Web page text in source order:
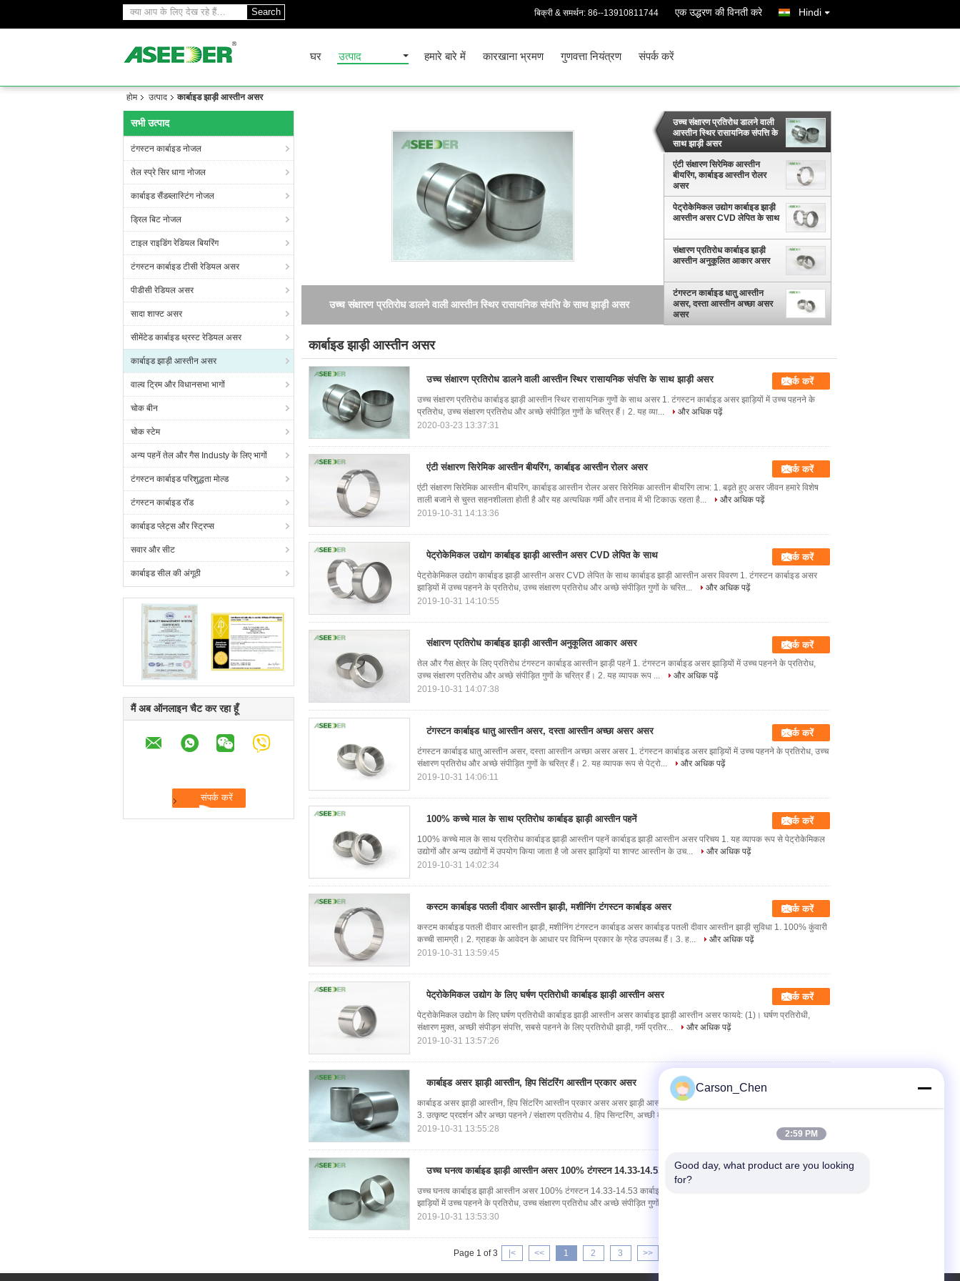
Search बिक्री & समर्थन: 86--13910811744 एक उद्धरण की विनती करे Hindi
घर उत्पाद हमारे बारे में कारखाना भ्रमण गुणवत्ता नियंत्रण संपर्क करें
होम उत्पाद कार्बाइड झाड़ी आस्तीन असर
सभी उत्पाद
टंगस्टन कार्बाइड नोजल
तेल स्प्रे सिर धागा नोजल
कार्बाइड सैंडब्लास्टिंग नोजल
ड्रिल बिट नोजल
टाइल राइडिंग रेडियल बियरिंग
टंगस्टन कार्बाइड टीसी रेडियल असर
पीडीसी रेडियल असर
सादा शाफ्ट असर
सीमेंटेड कार्बाइड थ्रस्ट रेडियल असर
कार्बाइड झाड़ी आस्तीन असर
वाल्व ट्रिम और विधानसभा भागों
चोक बीन
चोक स्टेम
अन्य पहनें तेल और गैस Industy के लिए भागों
टंगस्टन कार्बाइड परिशुद्धता मोल्ड
टंगस्टन कार्बाइड रॉड
कार्बाइड प्लेट्स और स्ट्रिप्स
सवार और सीट
कार्बाइड सील की अंगूठी
मैं अब ऑनलाइन चैट कर रहा हूँ
उच्च संक्षारण प्रतिरोध डालने वाली आस्तीन स्थिर रासायनिक संपत्ति के साथ झाड़ी असर
उच्च संक्षारण प्रतिरोध डालने वाली
आस्तीन स्थिर रासायनिक संपत्ति के
साथ झाड़ी असर
एंटी संक्षारण सिरेमिक आस्तीन
बीयरिंग, कार्बाइड आस्तीन रोलर
असर
पेट्रोकेमिकल उद्योग कार्बाइड झाड़ी
आस्तीन असर CVD लेपित के साथ
संक्षारण प्रतिरोध कार्बाइड झाड़ी
आस्तीन अनुकूलित आकार असर
टंगस्टन कार्बाइड धातु आस्तीन
असर, दस्ता आस्तीन अच्छा असर
असर
कार्बाइड झाड़ी आस्तीन असर
(24)
उच्च संक्षारण प्रतिरोध डालने वाली आस्तीन स्थिर रासायनिक संपत्ति के साथ झाड़ी असर संपर्क करें
उच्च संक्षारण प्रतिरोध कार्बाइड झाड़ी आस्तीन स्थिर रासायनिक गुणों के साथ असर 1. टंगस्टन कार्बाइड असर झाड़ियों में उच्च पहनने के
प्रतिरोध, उच्च संक्षारण प्रतिरोध और अच्छे संपीड़ित गुणों के चरित्र हैं। 2. यह व्या...
और अधिक पढ़ें
2020-03-23 13:37:31
एंटी संक्षारण सिरेमिक आस्तीन बीयरिंग, कार्बाइड आस्तीन रोलर असर संपर्क करें
एंटी संक्षारण सिरेमिक आस्तीन बीयरिंग, कार्बाइड आस्तीन रोलर असर सिरेमिक आस्तीन बीयरिंग लाभ: 1. बढ़ते हुए असर जीवन हमारे विशेष
ताली बजाने से चुस्त सहनशीलता होती है और यह अत्यधिक गर्मी और तनाव में भी टिकाऊ रहता है...
और अधिक पढ़ें
2019-10-31 14:13:36
पेट्रोकेमिकल उद्योग कार्बाइड झाड़ी आस्तीन असर CVD लेपित के साथ संपर्क करें
पेट्रोकेमिकल उद्योग कार्बाइड झाड़ी आस्तीन असर CVD लेपित के साथ कार्बाइड झाड़ी आस्तीन असर विवरण 1. टंगस्टन कार्बाइड असर
झाड़ियों में उच्च पहनने के प्रतिरोध, उच्च संक्षारण प्रतिरोध और अच्छे संपीड़ित गुणों के चरित...
और अधिक पढ़ें
2019-10-31 14:10:55
संक्षारण प्रतिरोध कार्बाइड झाड़ी आस्तीन अनुकूलित आकार असर संपर्क करें
तेल और गैस क्षेत्र के लिए प्रतिरोध टंगस्टन कार्बाइड आस्तीन झाड़ी पहनें 1. टंगस्टन कार्बाइड असर झाड़ियों में उच्च पहनने के प्रतिरोध,
उच्च संक्षारण प्रतिरोध और अच्छे संपीड़ित गुणों के चरित्र हैं। 2. यह व्यापक रूप ...
और अधिक पढ़ें
2019-10-31 14:07:38
टंगस्टन कार्बाइड धातु आस्तीन असर, दस्ता आस्तीन अच्छा असर असर संपर्क करें
टंगस्टन कार्बाइड धातु आस्तीन असर, दस्ता आस्तीन अच्छा असर असर 1. टंगस्टन कार्बाइड असर झाड़ियों में उच्च पहनने के प्रतिरोध, उच्च
संक्षारण प्रतिरोध और अच्छे संपीड़ित गुणों के चरित्र हैं। 2. यह व्यापक रूप से पेट्रो...
और अधिक पढ़ें
2019-10-31 14:06:11
100% कच्चे माल के साथ प्रतिरोध कार्बाइड झाड़ी आस्तीन पहनें संपर्क करें
100% कच्चे माल के साथ प्रतिरोध कार्बाइड झाड़ी आस्तीन पहनें कार्बाइड झाड़ी आस्तीन असर परिचय 1. यह व्यापक रूप से पेट्रोकेमिकल
उद्योगों और अन्य उद्योगों में उपयोग किया जाता है जो असर झाड़ियों या शाफ्ट आस्तीन के उच...
और अधिक पढ़ें
2019-10-31 14:02:34
कस्टम कार्बाइड पतली दीवार आस्तीन झाड़ी, मशीनिंग टंगस्टन कार्बाइड असर संपर्क करें
कस्टम कार्बाइड पतली दीवार आस्तीन झाड़ी, मशीनिंग टंगस्टन कार्बाइड असर कार्बाइड पतली दीवार आस्तीन झाड़ी सुविधा 1. 100% कुंवारी
कच्ची सामग्री। 2. ग्राहक के आवेदन के आधार पर विभिन्न प्रकार के ग्रेड उपलब्ध हैं। 3. ह...
और अधिक पढ़ें
2019-10-31 13:59:45
पेट्रोकेमिकल उद्योग के लिए घर्षण प्रतिरोधी कार्बाइड झाड़ी आस्तीन असर संपर्क करें
पेट्रोकेमिकल उद्योग के लिए घर्षण प्रतिरोधी कार्बाइड झाड़ी आस्तीन असर कार्बाइड झाड़ी आस्तीन असर फायदे: (1)। घर्षण प्रतिरोधी,
संक्षारण मुक्त, अच्छी संपीड़न संपत्ति, सबसे पहनने के लिए प्रतिरोधी झाड़ी, गर्मी प्रतिर...
और अधिक पढ़ें
2019-10-31 13:57:26
कार्बाइड असर झाड़ी आस्तीन, हिप सिंटरिंग आस्तीन प्रकार असर
कार्बाइड असर झाड़ी आस्तीन, हिप सिंटरिंग आस्तीन प्रकार असर असर झाड़ी आस्तीन विशेषताएं: 1. उच्च कठोरता 2. स्थिर रासायनिक गुण
3. उत्कृष्ट प्रदर्शन और अच्छा पहनने / संक्षारण प्रतिरोध 4. हिप सिन्टरिंग, अच्छी कॉम्पैक...
2019-10-31 13:55:28
उच्च घनत्व कार्बाइड झाड़ी आस्तीन असर 100% टंगस्टन 14.33-14.53g / cm3 संपर्क करें
उच्च घनत्व कार्बाइड झाड़ी आस्तीन असर 100% टंगस्टन 14.33-14.53 कार्बाइड झाड़ी आस्तीन असर परिचय 1. टंगस्टन कार्बाइड असर
झाड़ियों में उच्च पहनने के प्रतिरोध, उच्च संक्षारण प्रतिरोध और अच्छे संपीड़ित गुणों के चरित्...
2019-10-31 13:53:30
Page 1 of 3 |< << 1 2 3 >>
Carson_Chen
2:59 PM
Good day, what product are you looking
for?